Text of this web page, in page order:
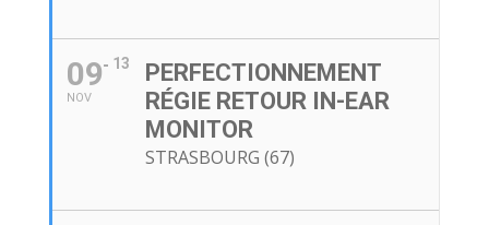
09
NOV
13
PERFECTIONNEMENT
RÉGIE RETOUR IN-EAR
MONITOR
STRASBOURG (67)